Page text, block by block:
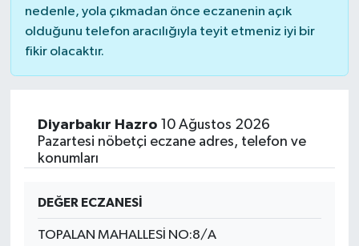
nedenle, yola çıkmadan önce eczanenin açık
olduğunu telefon aracılığıyla teyit etmeniz iyi bir
fikir olacaktır.
Diyarbakır Hazro10 Ağustos 2026
Pazartesi nöbetçi eczane adres, telefon ve
konumları
DEĞER ECZANESİ
TOPALAN MAHALLESİ NO:8/A